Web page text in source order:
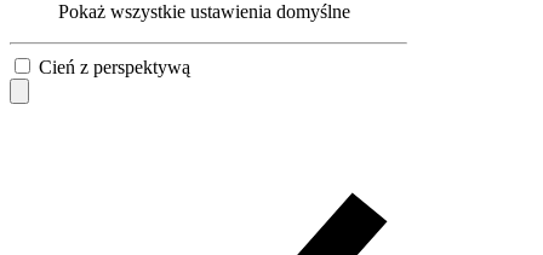
Pokaż wszystkie ustawienia domyślne
Cień z perspektywą